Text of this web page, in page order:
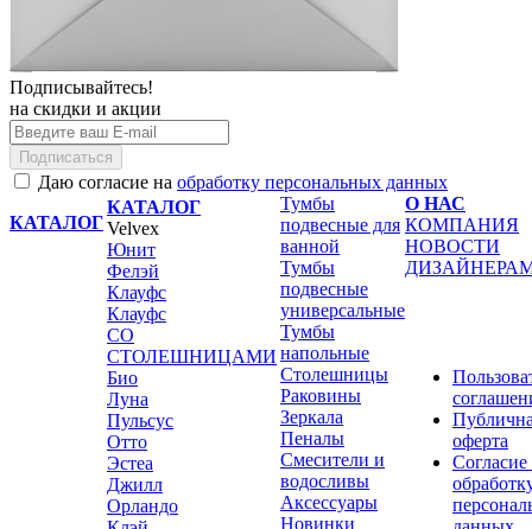
Подписывайтесь!
на скидки и акции
Подписаться
Даю согласие на обработку персональных данных
КАТАЛОГ
КАТАЛОГ
Velvex
Юнит
Фелэй
Клауфс
Клауфс
СО
СТОЛЕШНИЦАМИ
Био
Луна
Пульсус
Отто
Эстеа
Джилл
Орландо
Тумбы
подвесные для
ванной
Тумбы
подвесные
универсальные
Тумбы
напольные
Столешницы
Раковины
Зеркала
Пеналы
Смесители и
водосливы
Аксессуары
Новинки
О НАС
КОМПАНИЯ
НОВОСТИ
оферта
Согласие